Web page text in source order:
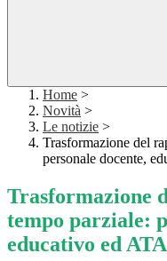
Home >
Novità >
Le notizie >
Trasformazione del
personale docente,
Trasformazione
tempo parziale:
educativo ed